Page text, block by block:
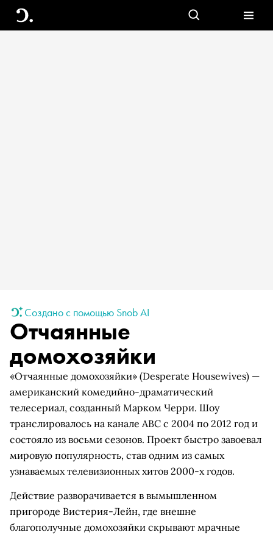
Создано с помощью Snob AI
Отчаянные
домохозяйки
«Отчаянные домохозяйки» (Desperate Housewives) —
американский комедийно-драматический
телесериал, созданный Марком Черри. Шоу
транслировалось на канале ABC с 2004 по 2012 год и
состояло из восьми сезонов. Проект быстро завоевал
мировую популярность, став одним из самых
узнаваемых телевизионных хитов 2000-х годов.
Действие разворачивается в вымышленном
пригороде Вистерия-Лейн, где внешне
благополучные домохозяйки скрывают мрачные